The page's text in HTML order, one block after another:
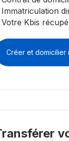
Immatriculation
Votre Kbis
Créer et domicilier